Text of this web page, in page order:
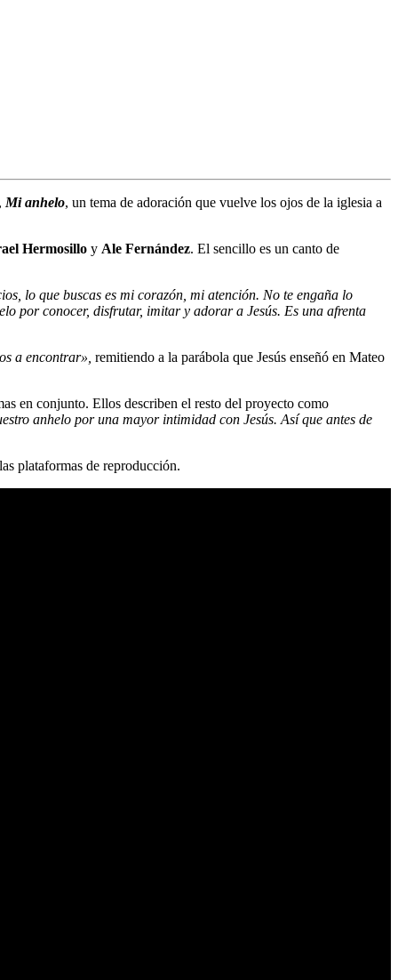
Mi anhelo, un tema de adoración que vuelve los ojos de la iglesia a
Hermosillo y Ale Fernández. El sencillo es un canto de
lo que buscas es mi corazón, mi atención. No te engaña lo
por conocer, disfrutar, imitar y adorar a Jesús. Es una afrenta
a encontrar», remitiendo a la parábola que Jesús enseñó en Mateo
en conjunto. Ellos describen el resto del proyecto como
anhelo por una mayor intimidad con Jesús. Así que antes de
plataformas de reproducción.